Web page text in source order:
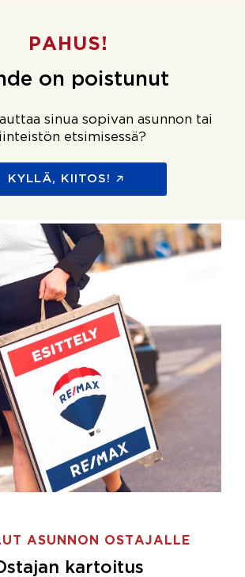
PAHUS!
on poistunut
sinua sopivan asunnon tai
etsimisessä?
KYLLÄ, KIITOS!
ASUNNON OSTAJALLE
kartoitus